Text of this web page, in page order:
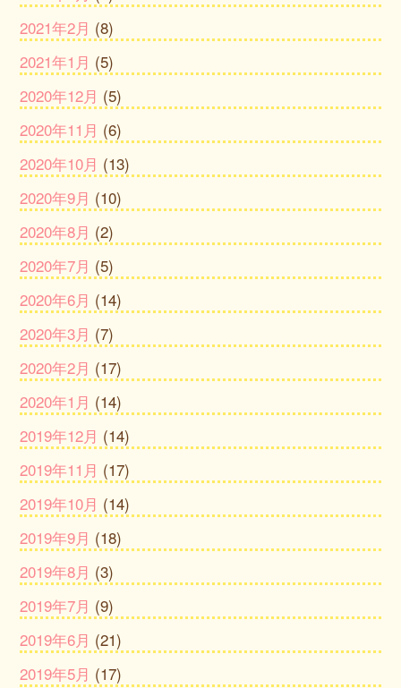
2021年2月 (8)
2021年1月 (5)
2020年12月 (5)
2020年11月 (6)
2020年10月 (13)
2020年9月 (10)
2020年8月 (2)
2020年7月 (5)
2020年6月 (14)
2020年3月 (7)
2020年2月 (17)
2020年1月 (14)
2019年12月 (14)
2019年11月 (17)
2019年10月 (14)
2019年9月 (18)
2019年8月 (3)
2019年7月 (9)
2019年6月 (21)
2019年5月 (17)